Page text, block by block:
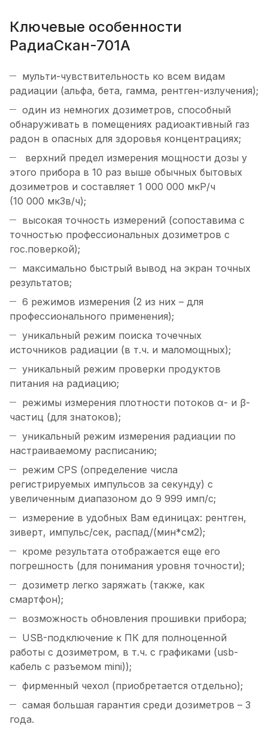
Ключевые особенности
РадиаСкан-701А
мульти-чувствительность ко всем видам
радиации (альфа, бета, гамма, рентген-излучения);
один из немногих дозиметров, способный
обнаруживать в помещениях радиоактивный газ
радон в опасных для здоровья концентрациях;
верхний предел измерения мощности дозы у
этого прибора в 10 раз выше обычных бытовых
дозиметров и составляет 1 000 000 мкР/ч
(10 000 мкЗв/ч);
высокая точность измерений (сопоставима с
точностью профессиональных дозиметров с
гос.поверкой);
максимально быстрый вывод на экран точных
результатов;
6 режимов измерения (2 из них – для
профессионального применения);
уникальный режим поиска точечных
источников радиации (в т.ч. и маломощных);
уникальный режим проверки продуктов
питания на радиацию;
режимы измерения плотности потоков α- и β-
частиц (для знатоков);
уникальный режим измерения радиации по
настраиваемому расписанию;
режим CPS (определение числа
регистрируемых импульсов за секунду) с
увеличенным диапазоном до 9 999 имп/с;
измерение в удобных Вам единицах: рентген,
зиверт, импульс/сек, распад/(мин*см2);
кроме результата отображается еще его
погрешность (для понимания уровня точности);
дозиметр легко заряжать (также, как
смартфон);
возможность обновления прошивки прибора;
USB-подключение к ПК для полноценной
работы с дозиметром, в т.ч. с графиками (usb-
кабель с разъемом mini));
фирменный чехол (приобретается отдельно);
самая большая гарантия среди дозиметров – 3
года.